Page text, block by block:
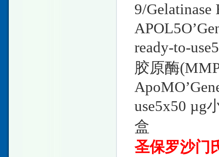
9/
ready-to-
胶原酶
use5x50 µg
盒
圣保罗沙门